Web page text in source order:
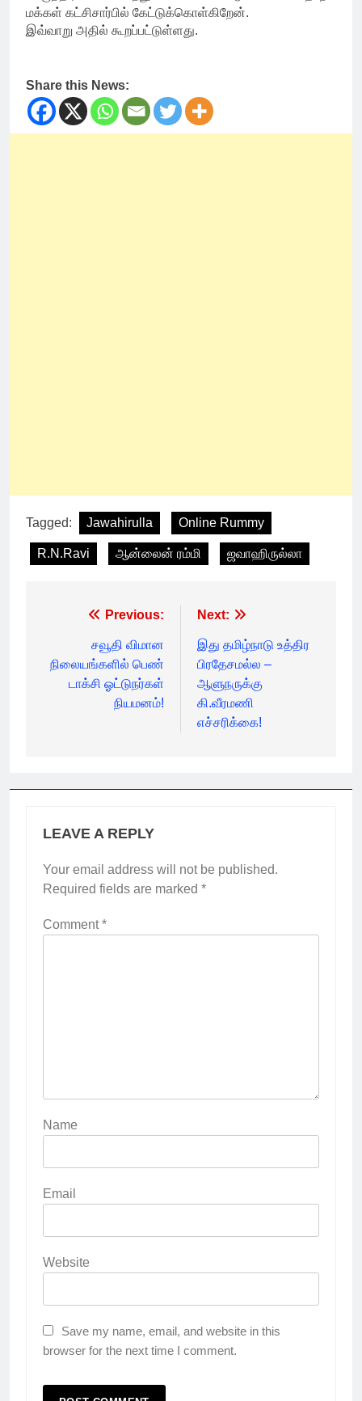
மக்கள் கட்சிசார்பில் கேட்டுக்கொள்கிறேன்.
இவ்வாறு அதில் கூறப்பட்டுள்ளது.
Share this News:
Tagged: Jawahirulla Online Rummy
R.N.Ravi ஆன்லைன் ரம்மி ஜவாஹிருல்லா
navigation
Previous:
சவூதி விமான
நிலையங்களில் பெண்
டாக்சி ஓட்டுநர்கள்
நியமனம்!
Next:
இது தமிழ்நாடு உத்திர
பிரதேசமல்ல –
ஆளுநருக்கு
கி.வீரமணி
எச்சரிக்கை!
LEAVE A REPLY
Your email address will not be published.
Required fields are marked *
Comment*
Name
Email
Website
Save my name, email, and website in this
browser for the next time I comment.